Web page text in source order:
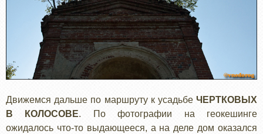
Движемся дальше по маршруту к усадьбе ЧЕРТКОВЫХ
В КОЛОСОВЕ. По фотографии на геокешинге
ожидалось что-то выдающееся, а на деле дом оказался